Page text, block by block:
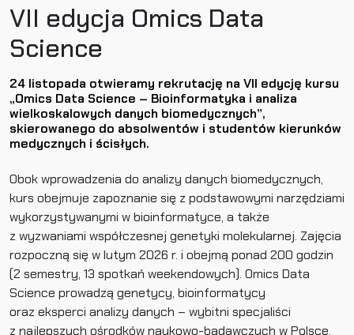
VII edycja Omics Data
Science
24 listopada otwieramy rekrutację na VII edycję kursu
„Omics Data Science – Bioinformatyka i analiza
wielkoskalowych danych biomedycznych”,
skierowanego do absolwentów i studentów kierunków
medycznych i ścisłych.
Obok wprowadzenia do analizy danych biomedycznych,
kurs obejmuje zapoznanie się z podstawowymi narzędziami
wykorzystywanymi w bioinformatyce, a także
z wyzwaniami współczesnej genetyki molekularnej. Zajęcia
rozpoczną się w lutym 2026 r. i obejmą ponad 200 godzin
(2 semestry, 13 spotkań weekendowych). Omics Data
Science prowadzą genetycy, bioinformatycy
oraz eksperci analizy danych – wybitni specjaliści
z najlepszych ośrodków naukowo-badawczych w Polsce.